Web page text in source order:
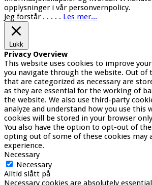
opplysninger i vår personvernpolicy.
Jeg forstår. . . . . Les mer...
Lukk
Privacy Overview
This website uses cookies to improve
you navigate through the website. Out of
that are categorized as necessary are
as they are essential for the working of
the website. We also use third-party
analyze and understand how you use this
cookies will be stored in your browser
You also have the option to opt-out of
opting out of some of these cookies may
experience.
Necessary
Necessary
Alltid slått på
Necessary cookies are absolutely